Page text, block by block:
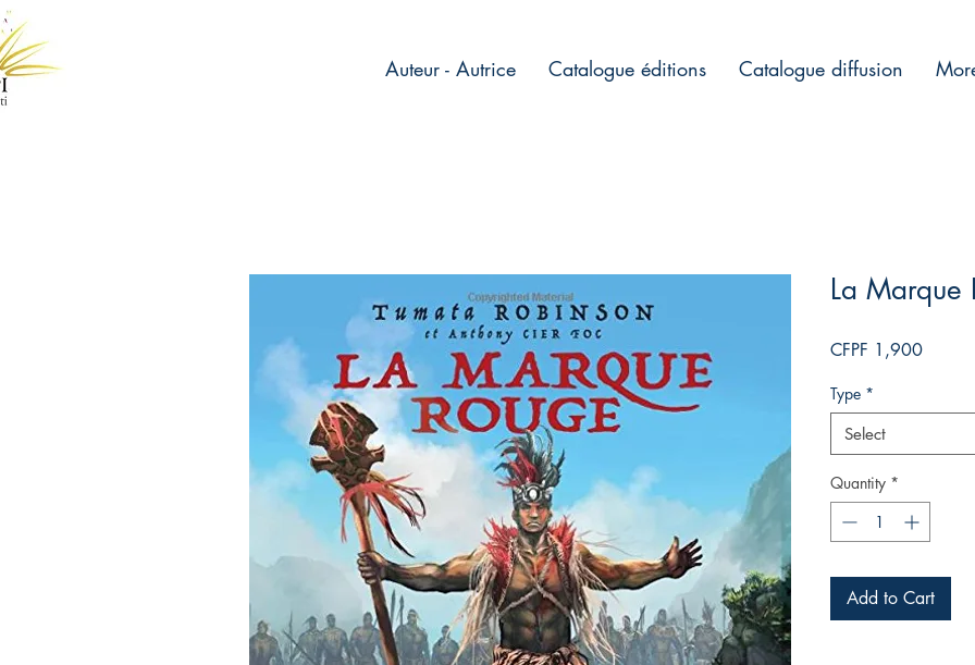
Auteur - Autrice Catalogue éditions Catalogue diffusion
La Marque
CFPF 1,900Price
Type *
Select
Quantity *
Add to Cart